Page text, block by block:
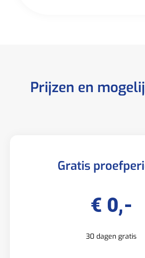
Prijzen en
Gratis
€ 0,-
30 dagen gratis